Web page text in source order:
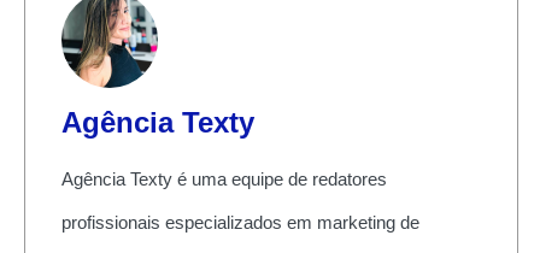
Agência Texty
Agência Texty é uma equipe de redatores
profissionais especializados em marketing de